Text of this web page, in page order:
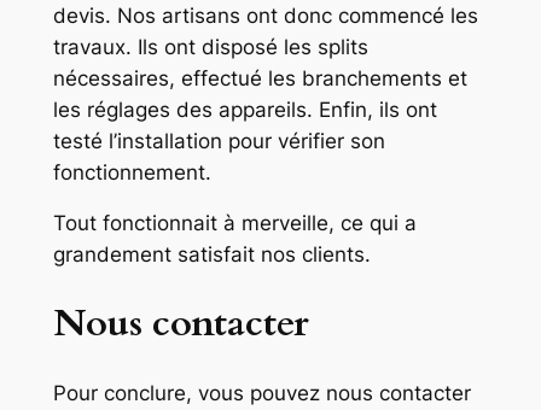
devis. Nos artisans ont donc commencé les
travaux. Ils ont disposé les splits
nécessaires, effectué les branchements et
les réglages des appareils. Enfin, ils ont
testé l’installation pour vérifier son
fonctionnement.
Tout fonctionnait à merveille, ce qui a
grandement satisfait nos clients.
Nous contacter
Pour conclure, vous pouvez nous contacter